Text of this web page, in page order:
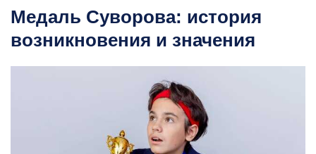
Медаль Суворова: история
возникновения и значения